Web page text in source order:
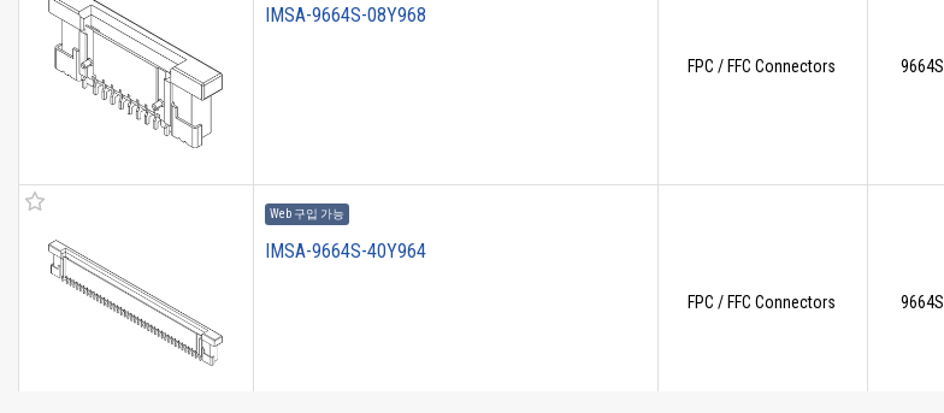
IMSA-9664S-08Y968
FPC / FFC Connectors 9664S
Web 구입 가능
IMSA-9664S-40Y964
FPC / FFC Connectors 9664S